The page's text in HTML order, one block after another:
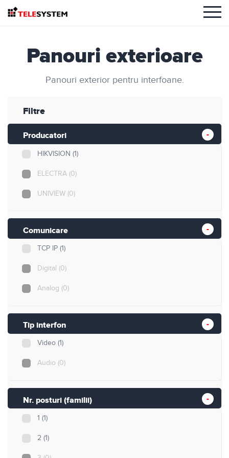
Panouri exterioare
Panouri exterior pentru interfoane.
Filtre
Producatori
HIKVISION (1)
ELECTRA (0)
UNIVIEW (0)
Comunicare
TCP IP (1)
Digital (0)
Analog (0)
Tip interfon
Video (1)
Audio (0)
Nr. posturi (familii)
1 (1)
2 (1)